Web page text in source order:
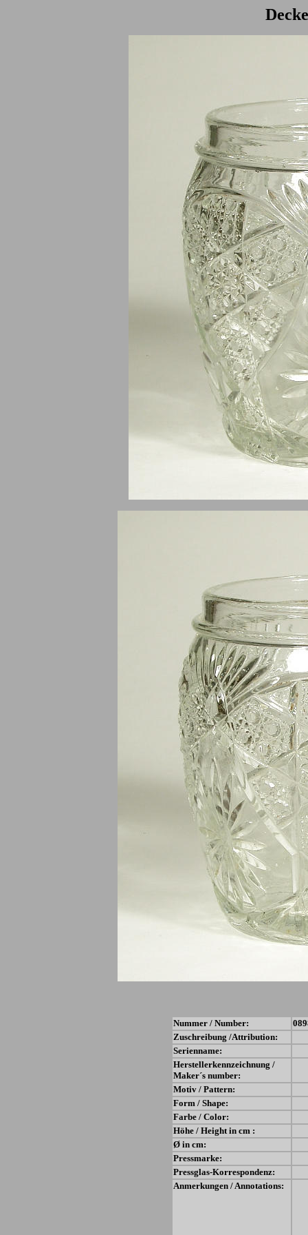
Nummer / Number:
Zuschreibung /Attribution:
Serienname:
Herstellerkennzeichnung /
Maker´s number:
Motiv / Pattern:
Form / Shape:
Farbe / Color:
Höhe / Height in cm :
Ø in cm:
Pressmarke:
Pressglas-Korrespondenz:
Anmerkungen / Annotations: